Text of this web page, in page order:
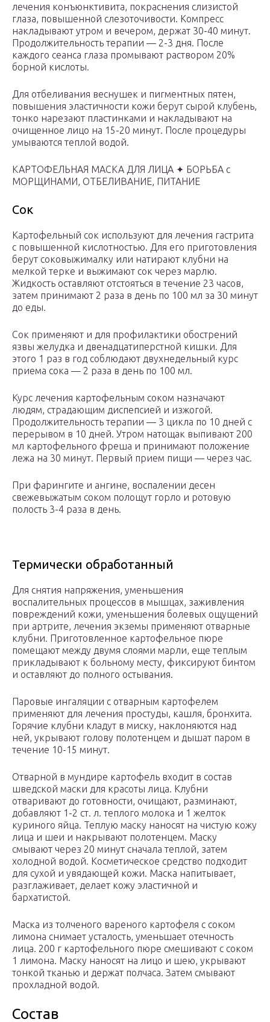
лечения конъюнктивита, покраснения слизистой
глаза, повышенной слезоточивости. Компресс
накладывают утром и вечером, держат 30-40 минут.
Продолжительность терапии — 2-3 дня. После
каждого сеанса глаза промывают раствором 20%
борной кислоты.
Для отбеливания веснушек и пигментных пятен,
повышения эластичности кожи берут сырой клубень,
тонко нарезают пластинками и накладывают на
очищенное лицо на 15-20 минут. После процедуры
умываются теплой водой.
КАРТОФЕЛЬНАЯ МАСКА ДЛЯ ЛИЦА ✦ БОРЬБА с
МОРЩИНАМИ, ОТБЕЛИВАНИЕ, ПИТАНИЕ
Сок
Картофельный сок используют для лечения гастрита
с повышенной кислотностью. Для его приготовления
берут соковыжималку или натирают клубни на
мелкой терке и выжимают сок через марлю.
Жидкость оставляют отстояться в течение 23 часов,
затем принимают 2 раза в день по 100 мл за 30 минут
до еды.
Сок применяют и для профилактики обострений
язвы желудка и двенадцатиперстной кишки. Для
этого 1 раз в год соблюдают двухнедельный курс
приема сока — 2 раза в день по 100 мл.
Курс лечения картофельным соком назначают
людям, страдающим диспепсией и изжогой.
Продолжительность терапии — 3 цикла по 10 дней с
перерывом в 10 дней. Утром натощак выпивают 200
мл картофельного фреша и принимают положение
лежа на 30 минут. Первый прием пищи — через час.
При фарингите и ангине, воспалении десен
свежевыжатым соком полощут горло и ротовую
полость 3-4 раза в день.
Термически обработанный
Для снятия напряжения, уменьшения
воспалительных процессов в мышцах, заживления
повреждений кожи, уменьшения болевых ощущений
при артрите, лечения экземы применяют отварные
клубни. Приготовленное картофельное пюре
помещают между двумя слоями марли, еще теплым
прикладывают к больному месту, фиксируют бинтом
и оставляют до полного остывания.
Паровые ингаляции с отварным картофелем
применяют для лечения простуды, кашля, бронхита.
Горячие клубни кладут в миску, наклоняются над
ней, укрывают голову полотенцем и дышат паром в
течение 10-15 минут.
Отварной в мундире картофель входит в состав
шведской маски для красоты лица. Клубни
отваривают до готовности, очищают, разминают,
добавляют 1-2 ст. л. теплого молока и 1 желток
куриного яйца. Теплую маску наносят на чистую кожу
лица и шеи и накрывают полотенцем. Маску
смывают через 20 минут сначала теплой, затем
холодной водой. Косметическое средство подходит
для сухой и увядающей кожи. Маска напитывает,
разглаживает, делает кожу эластичной и
бархатистой.
Маска из толченого вареного картофеля с соком
лимона снимает усталость, уменьшает отечность
лица. 200 г картофельного пюре смешивают с соком
1 лимона. Маску наносят на лицо и шею, укрывают
тонкой тканью и держат полчаса. Затем смывают
прохладной водой.
Состав